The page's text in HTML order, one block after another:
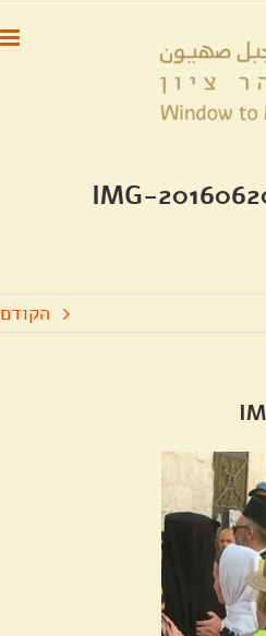
IMG-
הקודם